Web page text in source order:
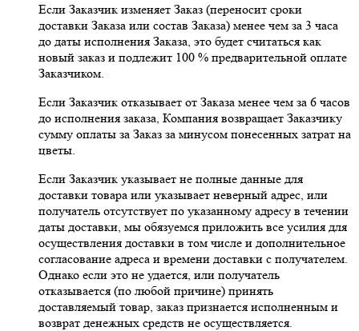
Если Заказчик изменяет Заказ (переносит сроки
доставки Заказа или состав Заказа) менее чем за 3 часа
до даты исполнения Заказа, это будет считаться как
новый заказ и подлежит 100 % предварительной оплате
Заказчиком.
Если Заказчик отказывает от Заказа менее чем за 6 часов
до исполнения заказа, Компания возвращает Заказчику
сумму оплаты за Заказ за минусом понесенных затрат на
цветы.
Если Заказчик указывает не полные данные для
доставки товара или указывает неверный адрес, или
получатель отсутствует по указанному адресу в течении
даты доставки, мы обязуемся приложить все усилия для
осуществления доставки в том числе и дополнительное
согласование адреса и времени доставки с получателем.
Однако если это не удается, или получатель
отказывается (по любой причине) принять
доставляемый товар, заказ признается исполненным и
возврат денежных средств не осуществляется.